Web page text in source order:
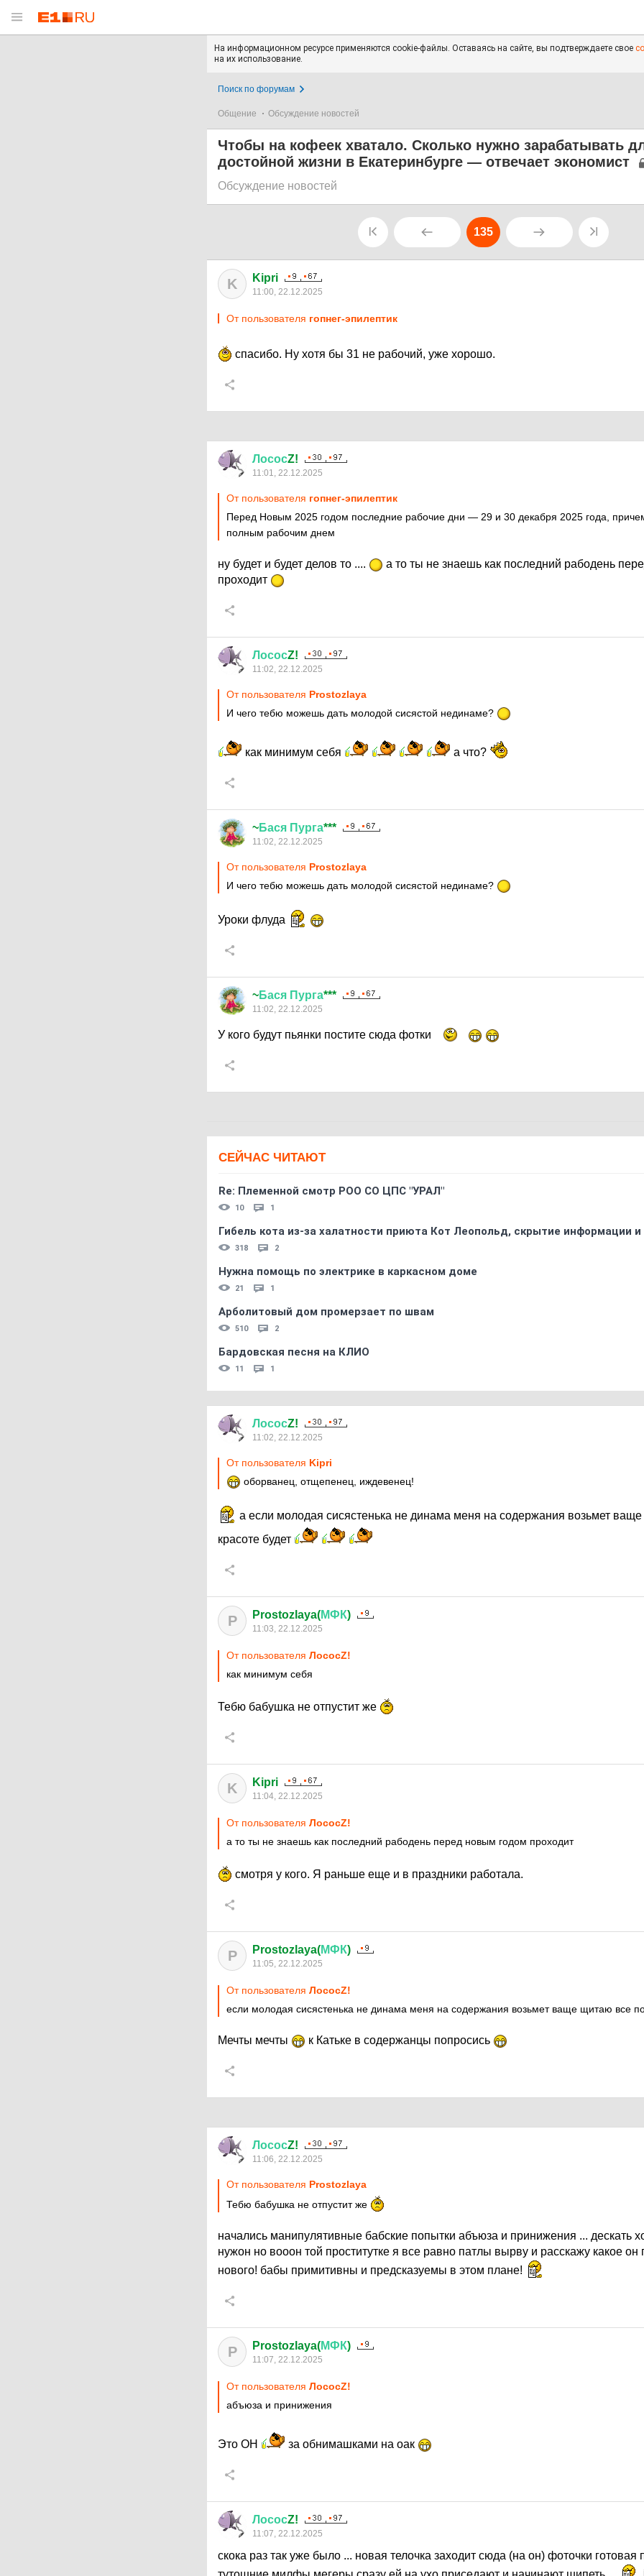
На информационном ресурсе применяются cookie-файлы. Оставаясь на сайте, вы подтверждаете свое
на их использование.
Поиск по форумам
Общение Обсуждение новостей
Чтобы на кофеек хватало. Сколько нужно зарабатывать
достойной жизни в Екатеринбурге — отвечает экономист
Обсуждение новостей
135
K Kipri
11:00, 22.12.2025
От пользователя гопнег-эпилептик
спасибо. Ну хотя бы 31 не рабочий, уже хорошо.
ЛососZ!
11:01, 22.12.2025
От пользователя гопнег-эпилептик
Перед Новым 2025 годом последние рабочие дни — 29 и 30 декабря 2025 года,
полным рабочим днем
ну будет и будет делов то ....
а то ты не знаешь как последний рабодень
проходит
ЛососZ!
11:02, 22.12.2025
От пользователя Prostozlaya
И чего тебю можешь дать молодой сисястой нединаме?
как минимум себя а что?
~Бася Пурга***
11:02, 22.12.2025
От пользователя Prostozlaya
И чего тебю можешь дать молодой сисястой нединаме?
Уроки флуда
~Бася Пурга***
11:02, 22.12.2025
У кого будут пьянки постите сюда фотки
СЕЙЧАС ЧИТАЮТ
Re: Племеннoй смoтр РOO CO ЦПС "УРАЛ"
10 1
Гибель кота из-за халатности приюта Кот Леопольд, скрытиe информации
318 2
Нужна помощь по электрике в каркасном доме
21 1
Арболитовый дом промерзает по швам
510 2
Бардовская песня на КЛИО
11 1
ЛососZ!
11:02, 22.12.2025
От пользователя Kipri
оборванец, отщепенец, иждевенец!
а если молодая сисястенька не динама меня на содержания возьмет
красоте будет
P Prostozlaya(МФК)
11:03, 22.12.2025
От пользователя ЛососZ!
как минимум себя
Тебю бабушка не отпустит же
K Kipri
11:04, 22.12.2025
От пользователя ЛососZ!
а то ты не знаешь как последний рабодень перед новым годом проходит
смотря у кого. Я раньше еще и в праздники работала.
P Prostozlaya(МФК)
11:05, 22.12.2025
От пользователя ЛососZ!
если молодая сисястенька не динама меня на содержания возьмет ваще щитаю все
Мечты мечты к Катьке в содержанцы попросись
ЛососZ!
11:06, 22.12.2025
От пользователя Prostozlaya
Тебю бабушка не отпустит же
начались манипулятивные бабские попытки абъюза и принижения ... дескать
нужон но вооон той проститутке я все равно патлы вырву и расскажу какое он
нового! бабы примитивны и предсказуемы в этом плане!
P Prostozlaya(МФК)
11:07, 22.12.2025
От пользователя ЛососZ!
абъюза и принижения
Это ОН за обнимашками на оак
ЛососZ!
11:07, 22.12.2025
скока раз так уже было ... новая телочка заходит сюда (на он) фоточки готовая